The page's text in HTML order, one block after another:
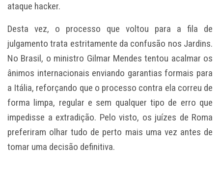
ataque hacker.
Desta vez, o processo que voltou para a fila de
julgamento trata estritamente da confusão nos Jardins.
No Brasil, o ministro Gilmar Mendes tentou acalmar os
ânimos internacionais enviando garantias formais para
a Itália, reforçando que o processo contra ela correu de
forma limpa, regular e sem qualquer tipo de erro que
impedisse a extradição. Pelo visto, os juízes de Roma
preferiram olhar tudo de perto mais uma vez antes de
tomar uma decisão definitiva.